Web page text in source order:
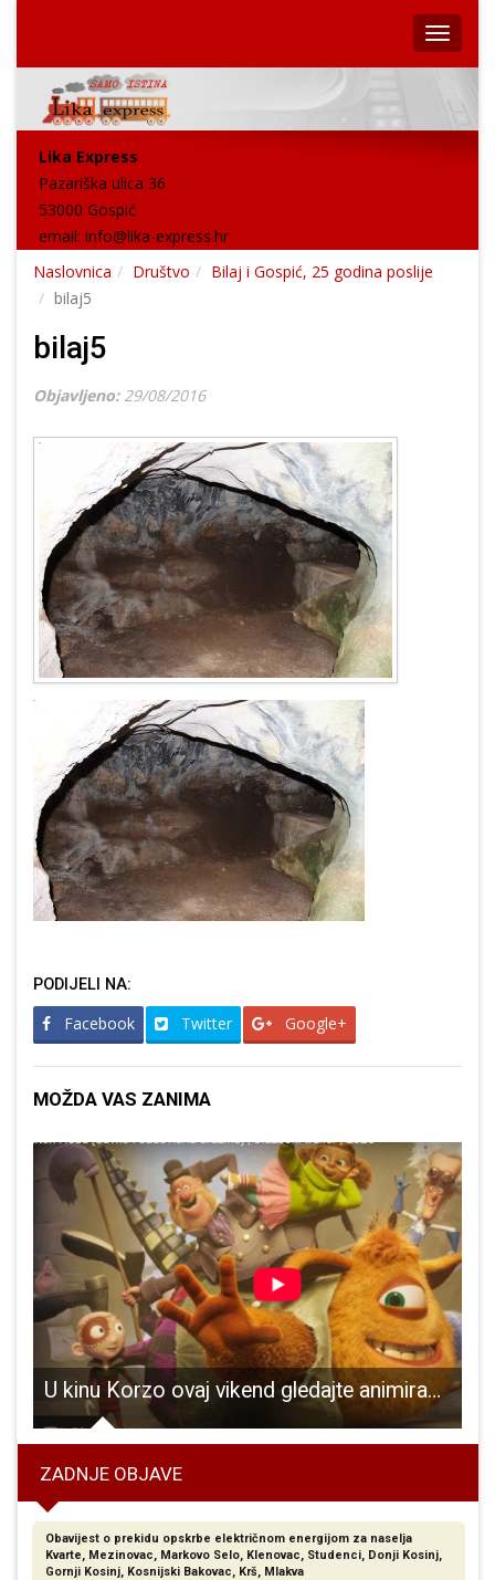
Lika Express
Pazariška ulica 36
53000 Gospić
email: info@lika-express.hr
Naslovnica
Društvo
Bilaj i Gospić, 25 godina poslije
bilaj5
bilaj5
Objavljeno: 29/08/2016
PODIJELI NA:
Facebook Twitter Google+
MOŽDA VAS ZANIMA
U kinu Korzo ovaj vikend gledajte animirani film “Šavko i čudovišna družina”
ZADNJE OBJAVE
Obavijest o prekidu opskrbe električnom energijom za naselja
Kvarte, Mezinovac, Markovo Selo, Klenovac, Studenci, Donji Kosinj,
Gornji Kosinj, Kosnijski Bakovac, Krš, Mlakva